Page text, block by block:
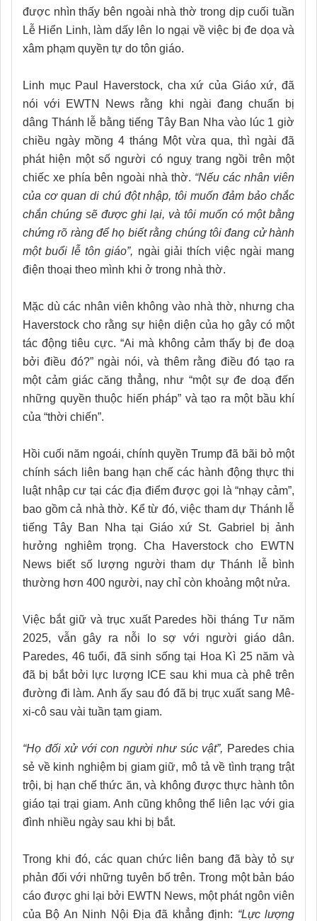
được nhìn thấy bên ngoài nhà thờ trong dịp cuối tuần
Lễ Hiển Linh, làm dấy lên lo ngại về việc bị đe dọa và
xâm phạm quyền tự do tôn giáo.
Linh mục Paul Haverstock, cha xứ của Giáo xứ, đã
nói với EWTN News rằng khi ngài đang chuẩn bị
dâng Thánh lễ bằng tiếng Tây Ban Nha vào lúc 1 giờ
chiều ngày mồng 4 tháng Một vừa qua, thì ngài đã
phát hiện một số người có nguỵ trang ngồi trên một
chiếc xe phía bên ngoài nhà thờ. “Nếu các nhân viên
của cơ quan di chú đột nhập, tôi muốn đảm bảo chắc
chắn chúng sẽ được ghi lại, và tôi muốn có một bằng
chứng rõ ràng để họ biết rằng chúng tôi đang cử hành
một buổi lễ tôn giáo”, ngài giải thích việc ngài mang
điện thoại theo mình khi ở trong nhà thờ.
Mặc dù các nhân viên không vào nhà thờ, nhưng cha
Haverstock cho rằng sự hiện diện của họ gây có một
tác động tiêu cực. “Ai mà không cảm thấy bị đe doạ
bởi điều đó?” ngài nói, và thêm rằng điều đó tạo ra
một cảm giác căng thẳng, như “một sự đe doạ đến
những quyền thuộc hiến pháp” và tạo ra một bầu khí
của “thời chiến”.
Hồi cuối năm ngoái, chính quyền Trump đã bãi bỏ một
chính sách liên bang hạn chế các hành động thực thi
luật nhập cư tại các địa điểm được gọi là “nhạy cảm”,
bao gồm cả nhà thờ. Kể từ đó, việc tham dự Thánh lễ
tiếng Tây Ban Nha tại Giáo xứ St. Gabriel bị ảnh
hưởng nghiêm trọng. Cha Haverstock cho EWTN
News biết số lượng người tham dự Thánh lễ bình
thường hơn 400 người, nay chỉ còn khoảng một nửa.
Việc bắt giữ và trục xuất Paredes hồi tháng Tư năm
2025, vẫn gây ra nỗi lo sợ với người giáo dân.
Paredes, 46 tuổi, đã sinh sống tại Hoa Kì 25 năm và
đã bị bắt bởi lực lượng ICE sau khi mua cà phê trên
đường đi làm. Anh ấy sau đó đã bị trục xuất sang Mê-
xi-cô sau vài tuần tạm giam.
“Họ đối xử với con người như súc vật”, Paredes chia
sẻ về kinh nghiệm bị giam giữ, mô tả về tình trạng trật
trội, bị hạn chế thức ăn, và không được thực hành tôn
giáo tại trại giam. Anh cũng không thể liên lạc với gia
đình nhiều ngày sau khi bị bắt.
Trong khi đó, các quan chức liên bang đã bày tỏ sự
phản đối với những tuyên bố trên. Trong một bản báo
cáo được ghi lại bởi EWTN News, một phát ngôn viên
của Bộ An Ninh Nội Địa đã khẳng định: “Lực lượng